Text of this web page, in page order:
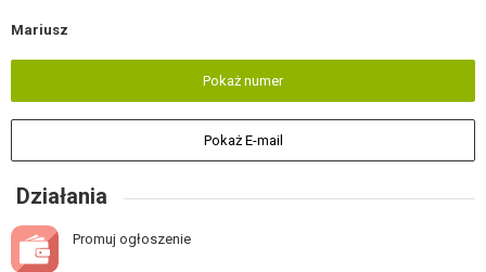
Mariusz
Pokaż numer
Pokaż E-mail
Działania
Promuj ogłoszenie